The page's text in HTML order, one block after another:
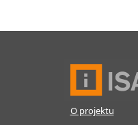
O projektu